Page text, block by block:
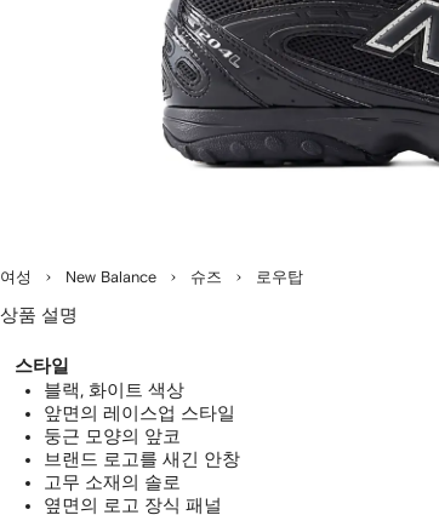
여성 New Balance 슈즈 로우탑
상품 설명
스타일
블랙, 화이트 색상
앞면의 레이스업 스타일
둥근 모양의 앞코
브랜드 로고를 새긴 안창
고무 소재의 솔로
옆면의 로고 장식 패널